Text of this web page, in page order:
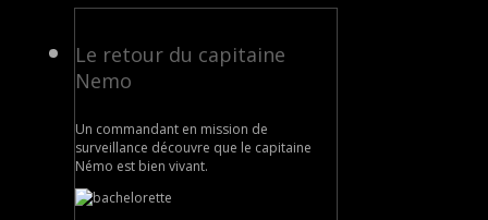
Le retour du capitaine
Nemo
Un commandant en mission de
surveillance découvre que le capitaine
Némo est bien vivant.